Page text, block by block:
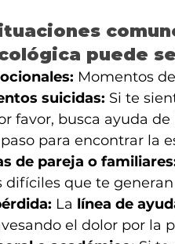
puede
Momentos
suicidas: Si te
favor, busca ayuda
para encontrar la
de pareja o
difíciles que te
La línea de
el dolor por la